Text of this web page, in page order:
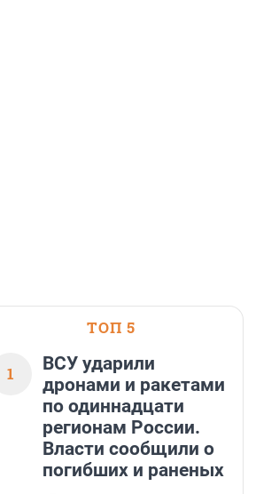
ТОП 5
1
ВСУ ударили
дронами и ракетами
по одиннадцати
регионам России.
Власти сообщили о
погибших и раненых